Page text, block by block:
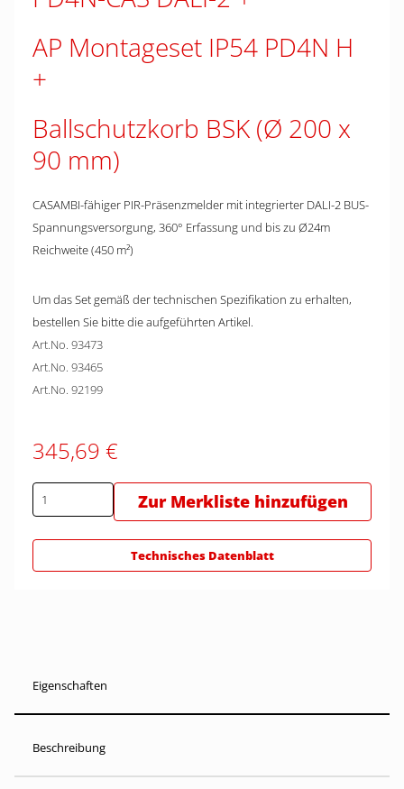
AP Montageset IP54 PD4N H
Ballschutzkorb BSK (Ø 200 x
90 mm)
CASAMBI-fähiger PIR-Präsenzmelder mit integrierter DALI-2 BUS-
Spannungsversorgung, 360° Erfassung und bis zu Ø24m
Reichweite (450 m²)
Um das Set gemäß der technischen Spezifikation zu erhalten,
bestellen Sie bitte die aufgeführten Artikel.
Art.No. 93473
Art.No. 93465
Art.No. 92199
345,69 €
Zur Merkliste hinzufügen
Technisches Datenblatt
Eigenschaften
Beschreibung